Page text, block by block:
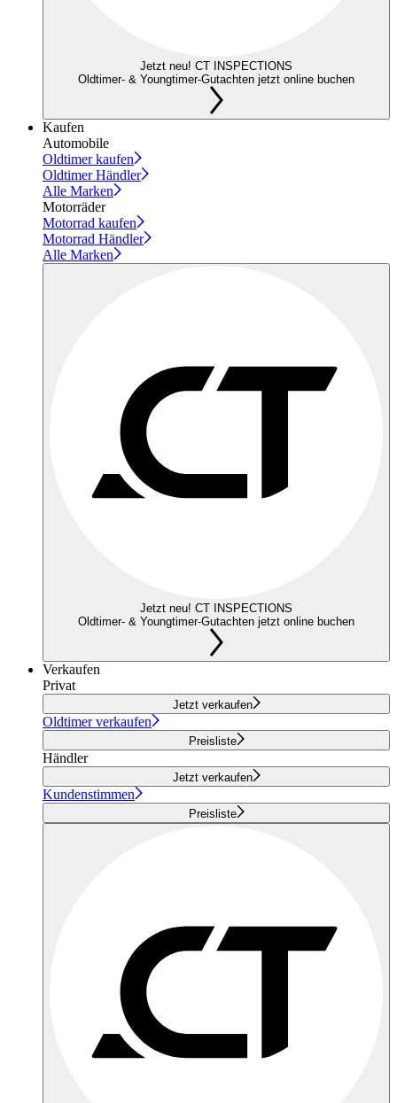
Jetzt neu! CT INSPECTIONS
Oldtimer- & Youngtimer-Gutachten jetzt online buchen
Kaufen
Automobile
Oldtimer kaufen
Oldtimer Händler
Alle Marken
Motorräder
Motorrad kaufen
Motorrad Händler
Alle Marken
Jetzt neu! CT INSPECTIONS
Oldtimer- & Youngtimer-Gutachten jetzt online buchen
Verkaufen
Privat
Jetzt verkaufen
Oldtimer verkaufen
Preisliste
Händler
Jetzt verkaufen
Kundenstimmen
Preisliste